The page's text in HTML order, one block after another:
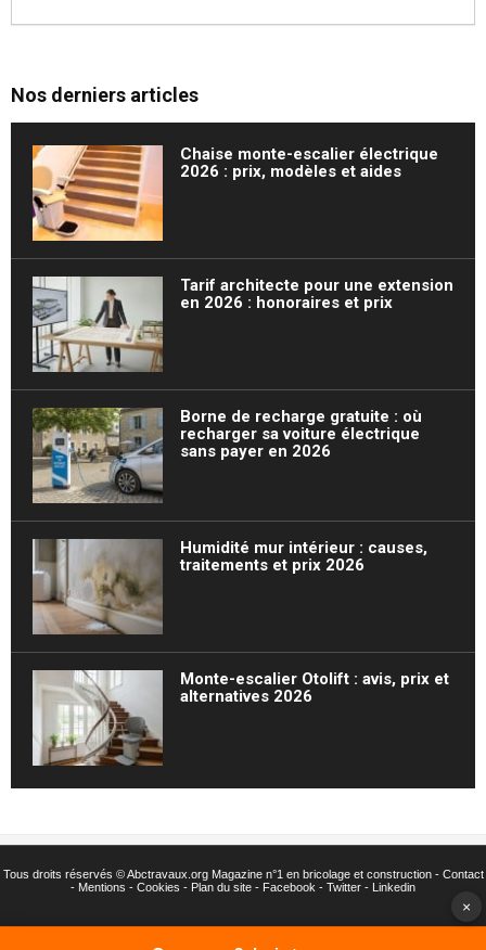
Nos derniers articles
Chaise monte-escalier électrique
2026 : prix, modèles et aides
Tarif architecte pour une extension
en 2026 : honoraires et prix
Borne de recharge gratuite : où
recharger sa voiture électrique
sans payer en 2026
Humidité mur intérieur : causes,
traitements et prix 2026
Monte-escalier Otolift : avis, prix et
alternatives 2026
Tous droits réservés ©Abctravaux.org Magazine n°1 en bricolage et construction - Contact
- Mentions - Cookies - Plan du site - Facebook - Twitter - Linkedin
×